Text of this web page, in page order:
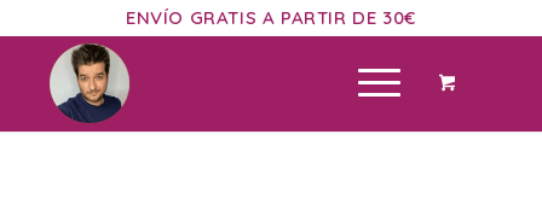
ENVÍO GRATIS A PARTIR DE 30€